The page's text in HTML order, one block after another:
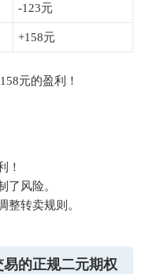
-123元
+158元
元的盈利！
！
了风险。
整转卖规则。
的正规二元期权